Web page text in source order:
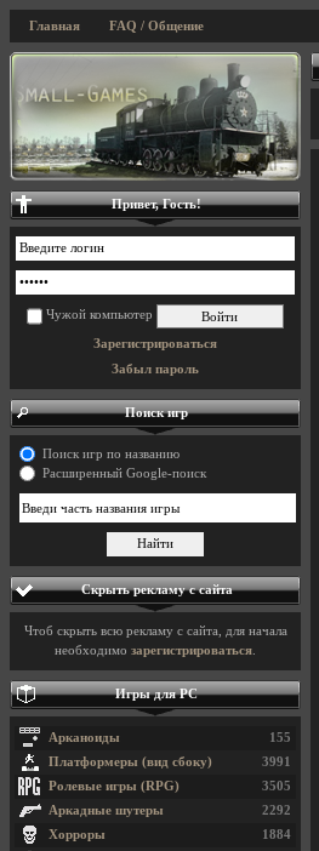
Главная FAQ / Общение
Привет, Гость!
Чужой компьютер
Зарегистрироваться
Забыл пароль
Поиск игр
Поиск игр по названию
Расширенный Google-поиск
Скрыть рекламу с сайта
Чтоб скрыть всю рекламу с сайта, для начала
необходимо зарегистрироваться
Игры для PC
155
Арканоиды
3991
Платформеры (вид сбоку)
3505
Ролевые игры (RPG)
2292
Аркадные шутеры
1884
Хорроры